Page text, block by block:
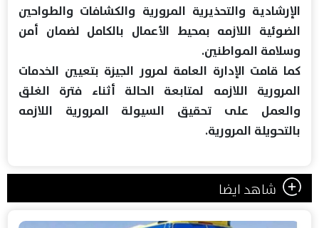
الإرشادية والتحذيرية المرورية والكشافات والطواحين
الضوئية اللازمه بمحيط الأعمال بالكامل لضمان أمن
وسلامة المواطنين.
كما قامت الإدارة العامة لمرور الجيزة بتعيين الخدمات
المرورية اللازمه لمتابعة الحالة أثناء فترة الغلق
والعمل على تحقيق السيولة المرورية اللازمه
بالتحويلة المرورية.
شاهد ايضا